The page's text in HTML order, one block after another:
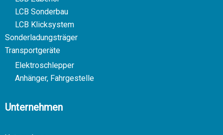
LCB Sonderbau
LCB Klicksystem
Sonderladungsträger
Transportgeräte
Elektroschlepper
Anhänger, Fahrgestelle
Unternehmen